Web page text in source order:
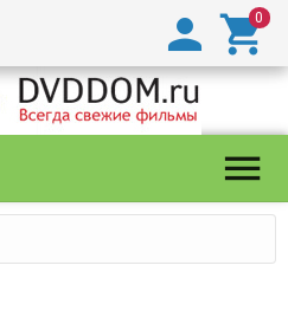


